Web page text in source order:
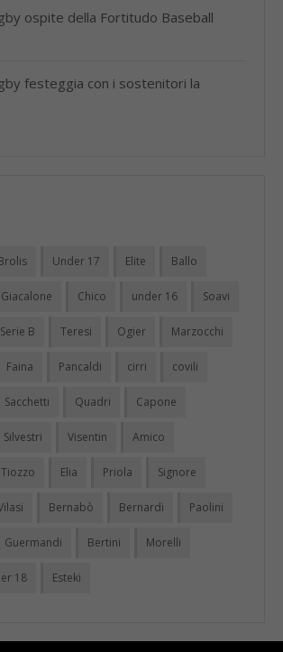
ospite della Fortitudo Baseball
festeggia con i sostenitori la
Under 17 Elite Ballo
Giacalone Chico under 16 Soavi
Serie B Teresi Ogier Marzocchi
Faina Pancaldi cirri covili
Sacchetti Quadri Capone
Silvestri Visentin Amico
Tiozzo Elia Priola Signore
Bernabò Bernardi Paolini
Guermandi Bertini Morelli
18 Esteki